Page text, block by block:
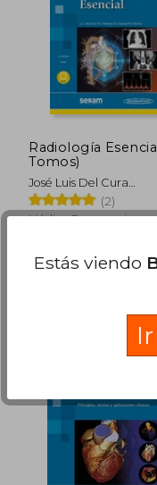
dcto. $
Radiología
Tomos)
José Luis Del Cura
Rodríguez; Ángel
Cara; Àlex Rovira
(2)
Médica Panamericana,
Estás viendo